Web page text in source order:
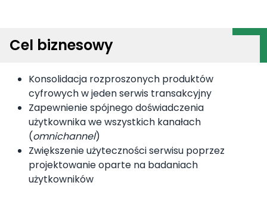
Cel biznesowy
Konsolidacja rozproszonych produktów
cyfrowych w jeden serwis transakcyjny
Zapewnienie spójnego doświadczenia
użytkownika we wszystkich kanałach
(omnichannel)
Zwiększenie użyteczności serwisu poprzez
projektowanie oparte na badaniach
użytkowników